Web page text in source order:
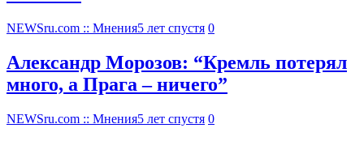
NEWSru.com :: Мнения5 лет спустя 0
Александр Морозов: “Кремль потерял
много, а Прага – ничего”
NEWSru.com :: Мнения5 лет спустя 0